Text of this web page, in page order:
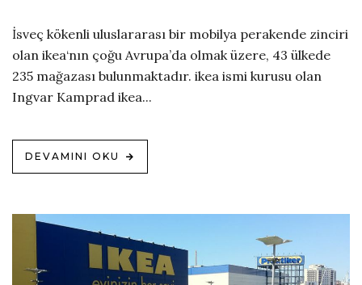
İsveç kökenli uluslararası bir mobilya perakende zinciri
olan ikea‘nın çoğu Avrupa’da olmak üzere, 43 ülkede
235 mağazası bulunmaktadır. ikea ismi kurusu olan
Ingvar Kamprad ikea...
DEVAMINI OKU